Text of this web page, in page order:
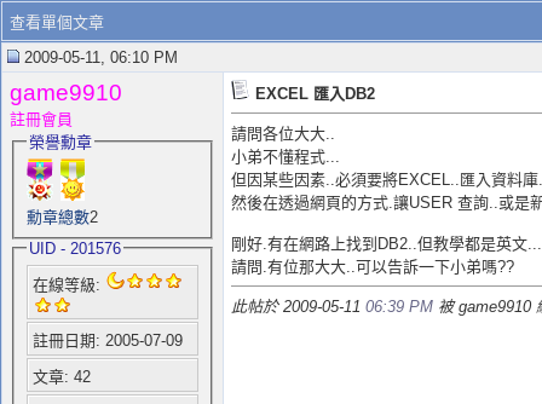
查看單個文章
2009-05-11, 06:10 PM
game9910
註冊會員
榮譽勳章
勳章總數2
UID - 201576
在線等級:
註冊日期: 2005-07-09
文章: 42
EXCEL 匯入DB2
請問各位大大..
小弟不懂程式...
但因某些因素..必須要將EXCEL..匯入資料庫
然後在透過網頁的方式.讓USER 查詢..或是
剛好.有在網路上找到DB2..但教學都是英文
請問.有位那大大..可以告訴一下小弟嗎??
此帖於 2009-05-11 06:39 PM 被 game9910